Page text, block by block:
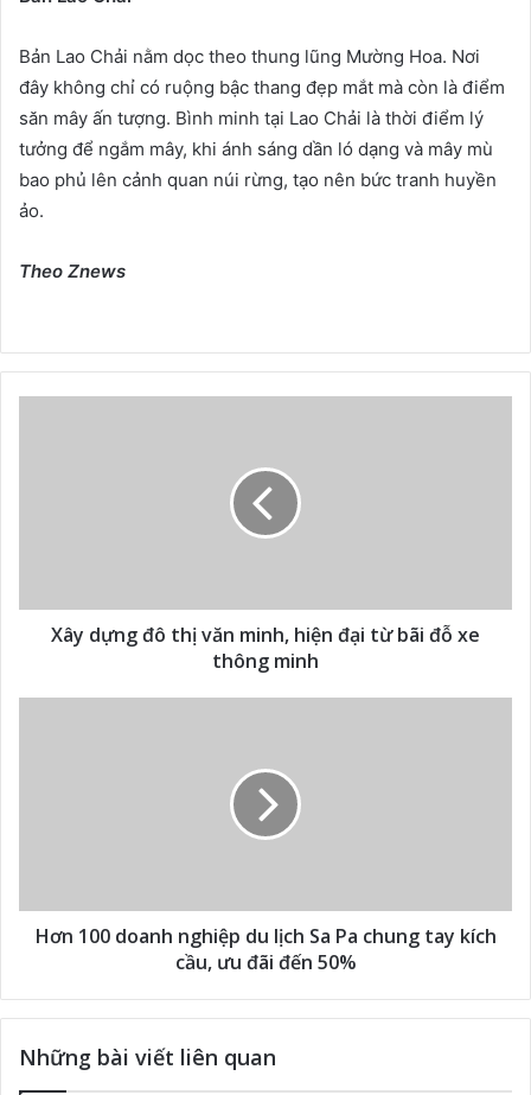
Bản Lao Chải nằm dọc theo thung lũng Mường Hoa. Nơi
đây không chỉ có ruộng bậc thang đẹp mắt mà còn là điểm
săn mây ấn tượng. Bình minh tại Lao Chải là thời điểm lý
tưởng để ngắm mây, khi ánh sáng dần ló dạng và mây mù
bao phủ lên cảnh quan núi rừng, tạo nên bức tranh huyền
ảo.
Theo Znews
Xây dựng đô thị văn minh, hiện đại từ bãi đỗ xe
thông minh
Hơn 100 doanh nghiệp du lịch Sa Pa chung tay kích
cầu, ưu đãi đến 50%
Những bài viết liên quan